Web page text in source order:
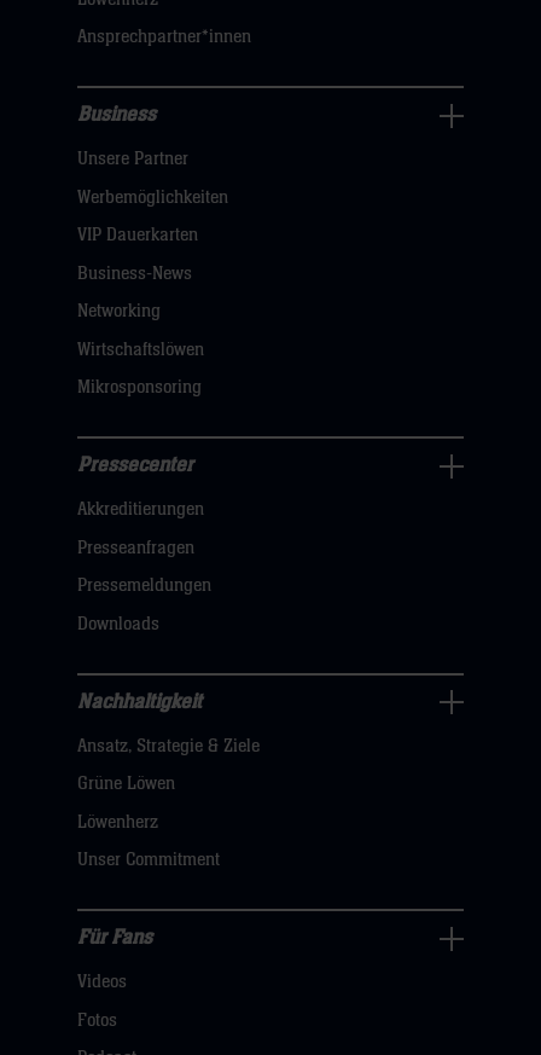
hier
Ansprechpartner*innen
Navigation
öffnen,
dann
Business
Unsere Partner
Werbemöglichkeiten
VIP Dauerkarten
Business-News
Networking
Wirtschaftslöwen
Mikrosponsoring
Navigation
öffnen,
dann
hier
Pressecenter
Akkreditierungen
Presseanfragen
Pressemeldungen
Downloads
Nachhaltigkeit
Navigation
öffnen,
dann
klicken
hier
Nachhaltigkeit
Ansatz, Strategie & Ziele
Grüne Löwen
Löwenherz
Unser Commitment
Fans
Navigation
öffnen,
Für Fans
Videos
Fotos